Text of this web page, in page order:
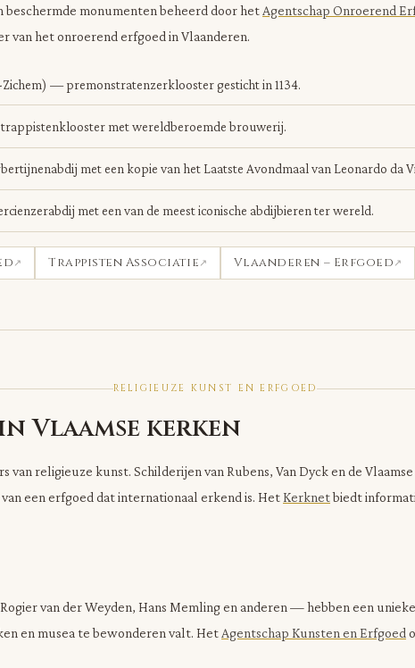
beschermde monumenten beheerd door het Agentschap Onroerend
van het onroerend erfgoed in Vlaanderen.
— premonstratenzerklooster gesticht in 1134.
met wereldberoemde brouwerij.
met een kopie van het Laatste Avondmaal van Leonardo da
met een van de meest iconische abdijbieren ter wereld.
Trappisten Associatie Vlaanderen – Erfgoed
RELIGIEUZE KUNST EN ERFGOED
Vlaamse kerken
van religieuze kunst. Schilderijen van Rubens, Van Dyck en de
een erfgoed dat internationaal erkend is. Het Kerknetbiedt
van der Weyden, Hans Memling en anderen — hebben een
en musea te bewonderen valt. Het Agentschap Kunsten en Erfgoed